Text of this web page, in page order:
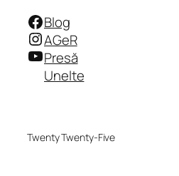
Facebook
Instagram
YouTube
Blog
AGeR
Presă
Unelte
Twenty Twenty-Five